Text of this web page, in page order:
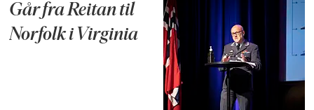
Går fra Reitan til
Norfolk i Virginia